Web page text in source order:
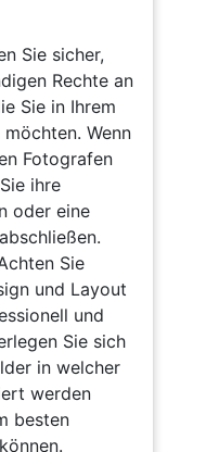
Sie sicher,
Rechte an
Sie in Ihrem
Wenn
Fotografen
ihre
oder eine
Sie
und Layout
und
Sie sich
in welcher
werden
besten